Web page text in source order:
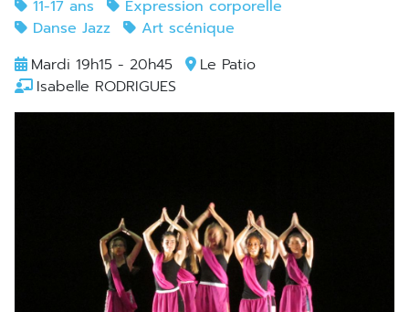
11-17 ans
Expression corporelle
Danse Jazz
Art scénique
Mardi 19h15 - 20h45
Le Patio
Isabelle RODRIGUES